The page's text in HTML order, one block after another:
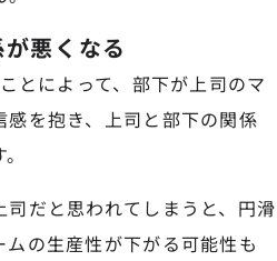
悪くなる
とによって、部下が上司のマ
を抱き、上司と部下の関係
だと思われてしまうと、円滑
の生産性が下がる可能性も